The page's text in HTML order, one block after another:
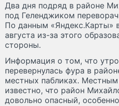
Два дня подряд в районе
под Геленджиком
По данным «Яндекс.Карты»
августа из-за этого
стороны.
Информация о том, что
перевернулась фура в
местных пабликах.
известно, что район
довольно опасный,